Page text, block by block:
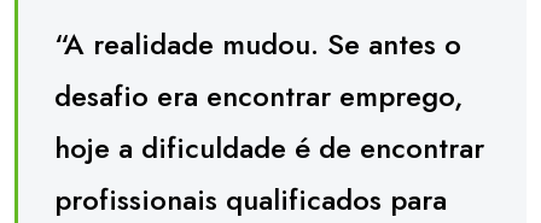
“A realidade mudou. Se antes o
desafio era encontrar emprego,
hoje a dificuldade é de encontrar
profissionais qualificados para